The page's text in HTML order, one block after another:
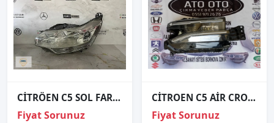
CİTRÖEN C5 SOL FAR ORJİNAL
Fiyat Sorunuz
CİTROEN C5 AİR CROSS ORJİNAL ÇIKMA SAĞ FAR
Fiyat Sorunuz